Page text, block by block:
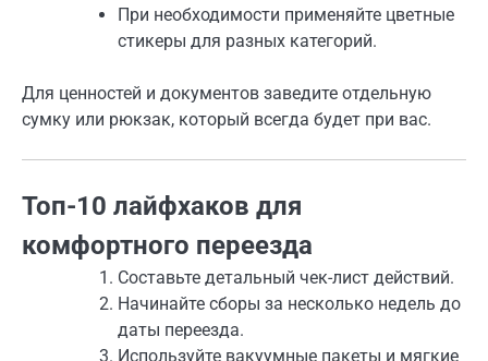
При необходимости применяйте цветные
стикеры для разных категорий.
Для ценностей и документов заведите отдельную
сумку или рюкзак, который всегда будет при вас.
Топ-10 лайфхаков для
комфортного переезда
Составьте детальный чек-лист действий.
Начинайте сборы за несколько недель до
даты переезда.
Используйте вакуумные пакеты и мягкие